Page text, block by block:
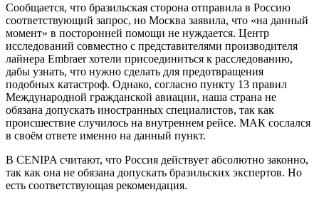
Сообщается, что бразильская сторона отправила в Россию
соответствующий запрос, но Москва заявила, что «на данный
момент» в посторонней помощи не нуждается. Центр
исследований совместно с представителями производителя
лайнера Embraer хотели присоединиться к расследованию,
дабы узнать, что нужно сделать для предотвращения
подобных катастроф. Однако, согласно пункту 13 правил
Международной гражданской авиации, наша страна не
обязана допускать иностранных специалистов, так как
происшествие случилось на внутреннем рейсе. МАК сослался
в своём ответе именно на данный пункт.
В CENIPA считают, что Россия действует абсолютно законно,
так как она не обязана допускать бразильских экспертов. Но
есть соответствующая рекомендация.